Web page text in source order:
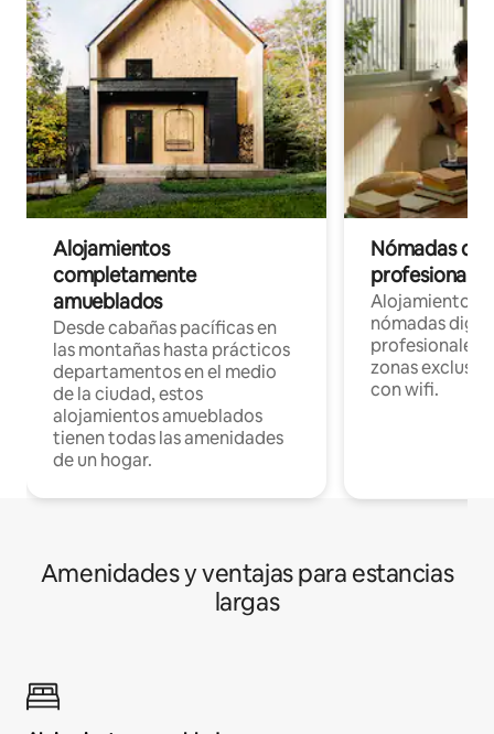
Alojamientos
completamente
amueblados
Desde cabañas pacíficas en
las montañas hasta prácticos
departamentos en el medio
de la ciudad, estos
alojamientos amueblados
tienen todas las amenidades
de un hogar.
Nómadas
Alojamientos
nómadas
profesionales
zonas
con wifi.
Amenidades y ventajas para estancias
largas